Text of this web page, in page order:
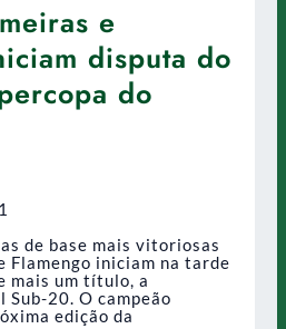
e
disputa do
do
de base mais vitoriosas
Flamengo iniciam na tarde
mais um título, a
Sub-20. O campeão
edição da